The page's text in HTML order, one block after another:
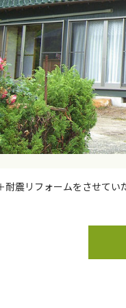
震リフォームをさせてい